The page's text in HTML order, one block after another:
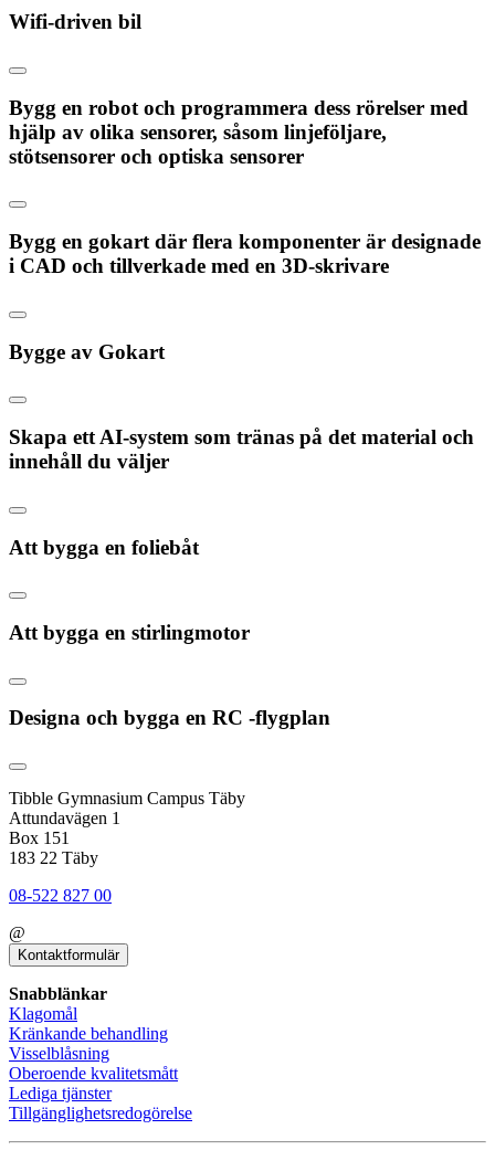
Wifi-driven bil
Bygg en robot och programmera dess rörelser med
hjälp av olika sensorer, såsom linjeföljare,
stötsensorer och optiska sensorer
Bygg en gokart där flera komponenter är designade
i CAD och tillverkade med en 3D-skrivare
Bygge av Gokart
Skapa ett AI-system som tränas på det material och
innehåll du väljer
Att bygga en foliebåt
Att bygga en stirlingmotor
Designa och bygga en RC -flygplan
Tibble Gymnasium Campus Täby
Attundavägen 1
Box 151
183 22 Täby
08-522 827 00
@
Kontaktformulär
Snabblänkar
Klagomål
Kränkande behandling
Visselblåsning
Oberoende kvalitetsmått
Lediga tjänster
Tillgänglighetsredogörelse